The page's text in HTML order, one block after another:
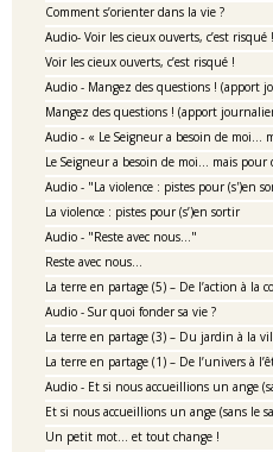
Comment s’orienter dans la vie ?
Audio- Voir les cieux ouverts, c’est risqué !
Voir les cieux ouverts, c’est risqué !
Audio - Mangez des questions ! (apport
Mangez des questions ! (apport
Audio - « Le Seigneur a besoin de moi…
Le Seigneur a besoin de moi… mais pour
Audio - "La violence : pistes pour (s')en
La violence : pistes pour (s’)en sortir
Audio - "Reste avec nous…"
Reste avec nous…
La terre en partage (5) – De l’action à la
Audio - Sur quoi fonder sa vie ?
La terre en partage (3) – Du jardin à la
La terre en partage (1) – De l’univers à
Audio - Et si nous accueillions un ange
Et si nous accueillions un ange (sans le
Un petit mot… et tout change !